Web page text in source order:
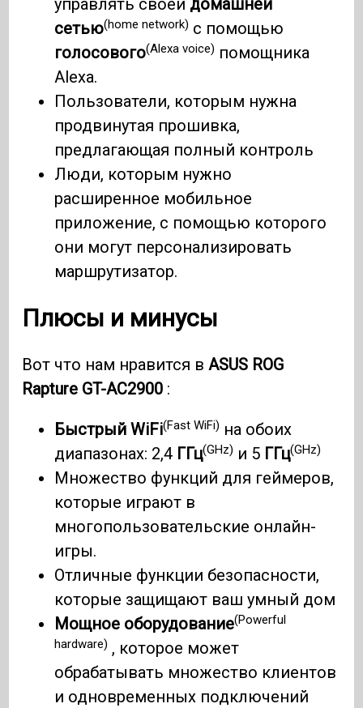
управлять своей домашней
сетью(home network) с помощью
голосового(Alexa voice) помощника
Alexa.
Пользователи, которым нужна
продвинутая прошивка,
предлагающая полный контроль
Люди, которым нужно
расширенное мобильное
приложение, с помощью которого
они могут персонализировать
маршрутизатор.
Плюсы и минусы
Вот что нам нравится вASUS ROG
Rapture GT-AC2900 :
Быстрый WiFi(Fast WiFi) на обоих
диапазонах: 2,4 ГГц(GHz) и 5 ГГц(GHz)
Множество функций для геймеров,
которые играют в
многопользовательские онлайн-
игры.
Отличные функции безопасности,
которые защищают ваш умный дом
Мощное оборудование(Powerful
hardware) , которое может
обрабатывать множество клиентов
и одновременных подключений